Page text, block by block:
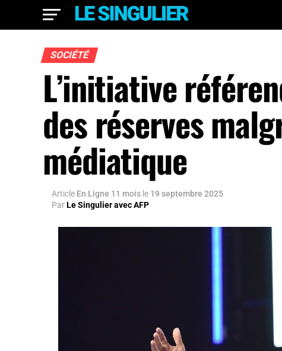
SOCIÉTÉ
L’initiative
des réserves
médiatique
Article En Ligne 11 mois le 19 septembre 2025
ParLe Singulier avec AFP